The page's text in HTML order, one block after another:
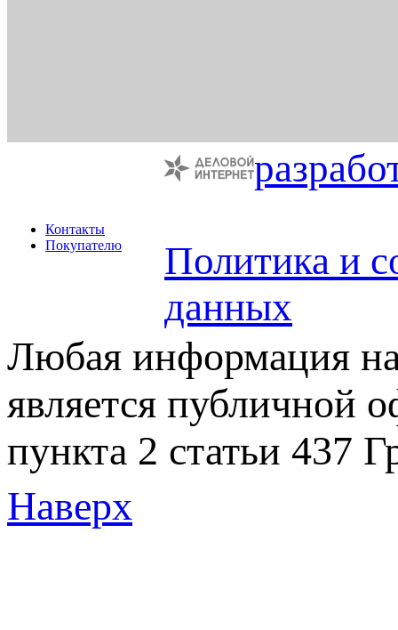
Контакты
Покупателю
Политика и
данных
Любая информация на
является публичной
пункта 2 статьи 437
Наверх